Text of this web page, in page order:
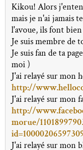
Kikou! Alors
mais je n'ai jamais
l'avoue, ils font
Je suis membre de
Je suis fan de ta
moi )
J'ai relayé sur mon
http://
J'ai relayé sur mon
http://
morue/
J'ai relayé sur mon